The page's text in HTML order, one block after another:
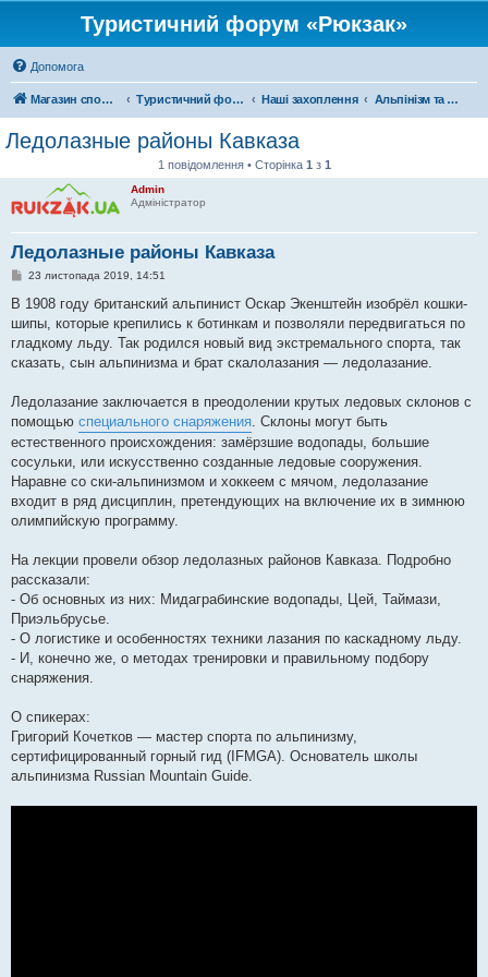
Туристичний форум «Рюкзак»
Допомога
Магазин спорядження Туристичний форум «Рюкзак» Наші захоплення Альпінізм та скелелазіння
Ледолазные районы Кавказа
1 повідомлення • Сторінка 1 з 1
Admin
Адміністратор
Ледолазные районы Кавказа
П
в
д
о
л
н
я
23 листопада 2019, 14:51
В 1908 году британский альпинист Оскар Экенштейн изобрёл кошки-
шипы, которые крепились к ботинкам и позволяли передвигаться по
гладкому льду. Так родился новый вид экстремального спорта, так
сказать, сын альпинизма и брат скалолазания — ледолазание.
Ледолазание заключается в преодолении крутых ледовых склонов с
помощью специального снаряжения. Склоны могут быть
естественного происхождения: замёрзшие водопады, большие
сосульки, или искусственно созданные ледовые сооружения.
Наравне со ски-альпинизмом и хоккеем с мячом, ледолазание
входит в ряд дисциплин, претендующих на включение их в зимнюю
олимпийскую программу.
На лекции провели обзор ледолазных районов Кавказа. Подробно
рассказали:
- Об основных из них: Мидаграбинские водопады, Цей, Таймази,
Приэльбрусье.
- О логистике и особенностях техники лазания по каскадному льду.
- И, конечно же, о методах тренировки и правильному подбору
снаряжения.
О спикерах:
Григорий Кочетков — мастер спорта по альпинизму,
сертифицированный горный гид (IFMGA). Основатель школы
альпинизма Russian Mountain Guide.